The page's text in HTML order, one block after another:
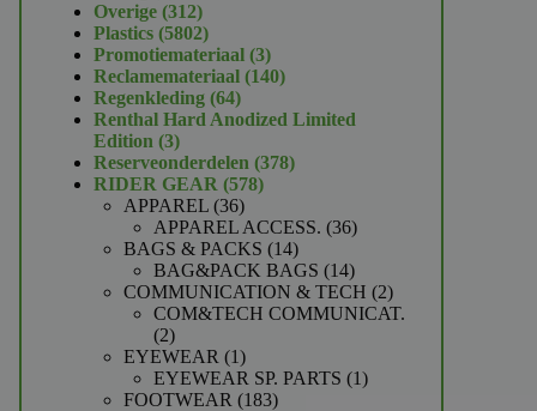
producten
Overige 312312
producten
Plastics 58025802
producten
Promotiemateriaal 33
producten
Reclamemateriaal 140140
Regenkleding 6464
producten
Renthal Hard Anodized Limited
Edition 33
producten
Reserveonderdelen 378378
RIDER GEAR 578578
APPAREL 3636
producten
APPAREL ACCESS. 3636
BAGS & PACKS 1414
producten
BAG&PACK BAGS 1414
producten
COMMUNICATION & TECH 22
producten
COM&TECH COMMUNICAT.
22
producten
EYEWEAR 11
product
EYEWEAR SP. PARTS 11
FOOTWEAR 183183